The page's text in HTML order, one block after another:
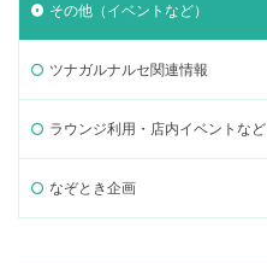
その他（イベントなど）
ツナガルナルセ関連情報
ラウンジ利用・店内イベントなど
なぞとき企画